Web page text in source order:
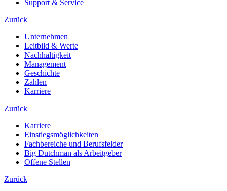
Support & Service
Zurück
Unternehmen
Leitbild & Werte
Nachhaltigkeit
Management
Geschichte
Zahlen
Karriere
Zurück
Karriere
Einstiegsmöglichkeiten
Fachbereiche und Berufsfelder
Big Dutchman als Arbeitgeber
Offene Stellen
Zurück